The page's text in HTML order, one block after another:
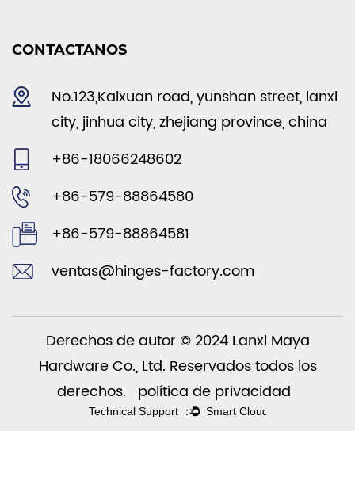
CONTACTANOS
No.123,Kaixuan road, yunshan street, lanxi
city, jinhua city, zhejiang province, china
+86-18066248602
+86-579-88864580
+86-579-88864581
ventas@hinges-factory.com
Derechos de autor © 2024 Lanxi Maya
Hardware Co., Ltd. Reservados todos los
derechos. política de privacidad